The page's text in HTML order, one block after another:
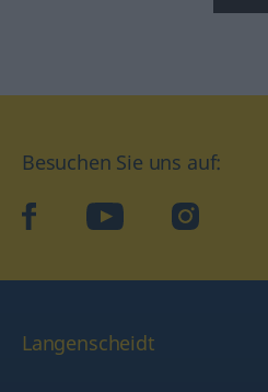
Besuchen Sie uns auf:
facebookYouTube Instagram
Langenscheidt